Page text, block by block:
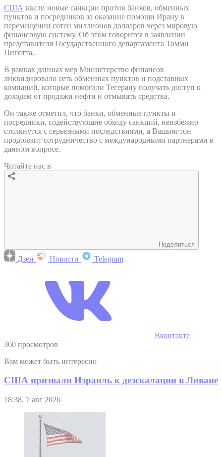
США ввели новые санкции против банков, обменных
пунктов и посредников за оказание помощи Ирану в
перемещении сотен миллионов долларов через мировую
финансовую систему. Об этом говорится в заявлении
представителя Государственного департамента Томми
Пиготта.
В рамках данных мер Министерство финансов
ликвидировало сеть обменных пунктов и подставных
компаний, которые помогали Тегерану получать доступ к
доходам от продажи нефти и отмывать средства.
Он также отметил, что банки, обменные пункты и
посредники, содействующие обходу санкций, неизбежно
столкнутся с серьезными последствиями, а Вашингтон
продолжит сотрудничество с международными партнерами в
данном вопросе.
Читайте нас в
Поделиться
Дзен Новости Telegram
Вконтакте
360 просмотров
Вам может быть интересно
США призвали Израиль к деэскалации в Ливане
18:38, 7 авг 2026